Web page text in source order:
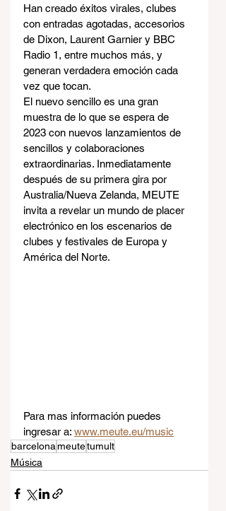
Han creado éxitos virales, clubes
con entradas agotadas, accesorios
de Dixon, Laurent Garnier y BBC
Radio 1, entre muchos más, y
generan verdadera emoción cada
vez que tocan.
El nuevo sencillo es una gran
muestra de lo que se espera de
2023 con nuevos lanzamientos de
sencillos y colaboraciones
extraordinarias. Inmediatamente
después de su primera gira por
Australia/Nueva Zelanda, MEUTE
invita a revelar un mundo de placer
electrónico en los escenarios de
clubes y festivales de Europa y
América del Norte.
Para mas información puedes
ingresar a: www.meute.eu/music
barcelonameutetumult
Música